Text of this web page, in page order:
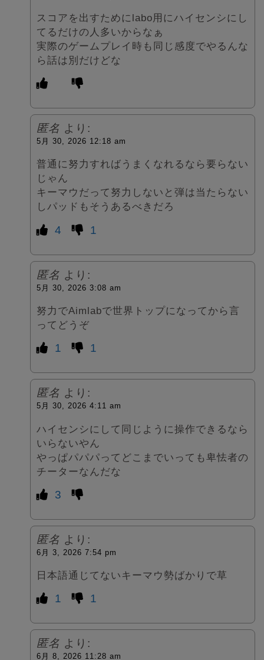
スコアを出すためにlabo用にハイセンシにし
てるだけの人多いからなぁ
実際のゲームプレイ時も同じ感度でやるんな
ら話は別だけどな
匿名 より:
5月 30, 2026 12:18 am
普通に努力すればうまくなれるなら要らない
じゃん
キーマウだって努力しないと弾は当たらない
しパッドもそうあるべきだろ
4 1
匿名 より:
5月 30, 2026 3:08 am
努力でAimlabで世界トップになってから言
ってどうぞ
1 1
匿名 より:
5月 30, 2026 4:11 am
ハイセンシにして同じように操作できるなら
いらないやん
やっぱパパパってどこまでいっても卑怯者の
チーターなんだな
3
匿名 より:
6月 3, 2026 7:54 pm
日本語通じてないキーマウ勢ばかりで草
1 1
匿名 より:
6月 8, 2026 11:28 am